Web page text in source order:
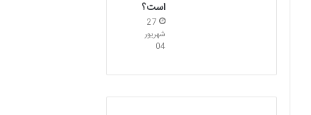
است؟
27
شهریور
04